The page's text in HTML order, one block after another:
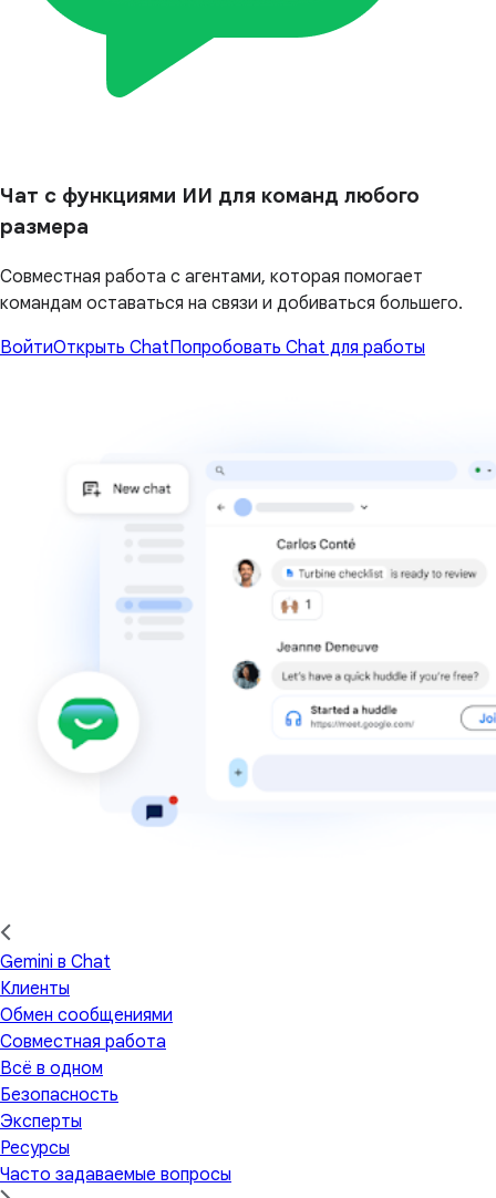
Чат с функциями ИИ для команд любого
размера
Совместная работа с агентами, которая помогает
командам оставаться на связи и добиваться большего.
ВойтиОткрыть ChatПопробовать Chat для работы
Gemini в Chat
Клиенты
Обмен сообщениями
Совместная работа
Всё в одном
Безопасность
Эксперты
Ресурсы
Часто задаваемые вопросы